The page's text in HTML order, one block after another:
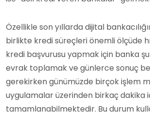
Özellikle son yıllarda dijital
birlikte kredi süreçleri önemli ölçüde
kredi başvurusu yapmak için banka
evrak toplamak ve günlerce sonuç
gerekirken günümüzde birçok işlem
uygulamalar üzerinden birkaç dakika
tamamlanabilmektedir. Bu durum